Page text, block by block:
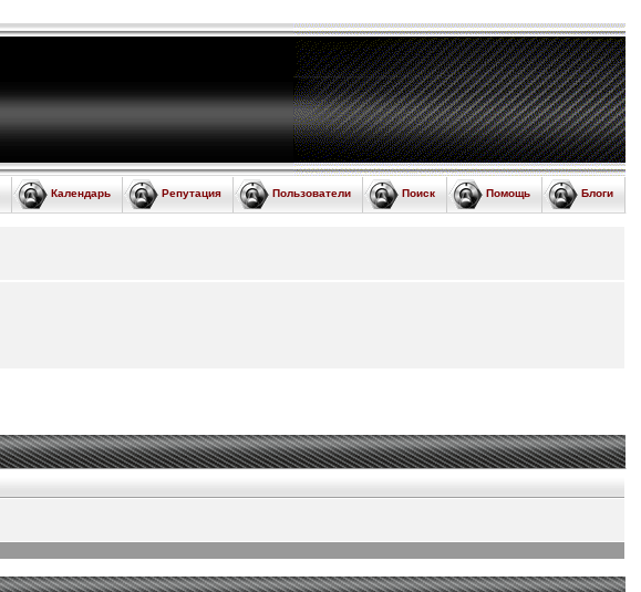
Блоги
Помощь
Поиск
Пользователи
Репутация
Календарь